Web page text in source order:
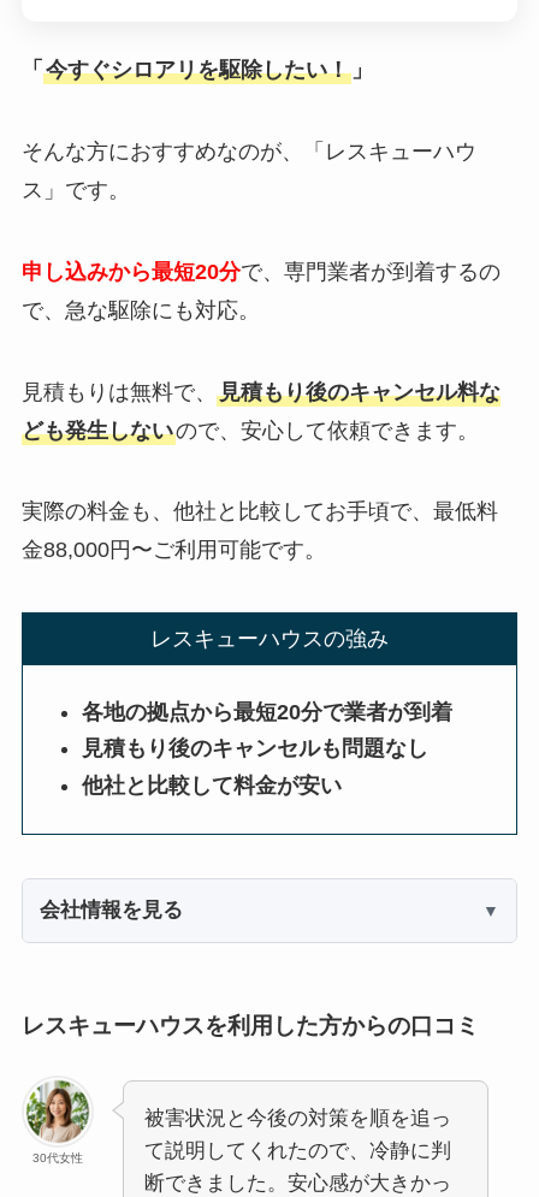
「 今すぐシロアリを駆除したい！」
そんな方におすすめなのが、「レスキューハウ
ス」です。
申し込みから最短20分で、専門業者が到着するの
で、急な駆除にも対応。
見積もりは無料で、 見積もり後のキャンセル料な
ども発生しないので、安心して依頼できます。
実際の料金も、他社と比較してお手頃で、最低料
金88,000円〜ご利用可能です。
レスキューハウスの強み
各地の拠点から最短20分で業者が到着
見積もり後のキャンセルも問題なし
他社と比較して料金が安い
会社情報を見る
レスキューハウスを利用した方からの口コミ
30代女性
被害状況と今後の対策を順を追っ
て説明してくれたので、冷静に判
断できました。安心感が大きかっ